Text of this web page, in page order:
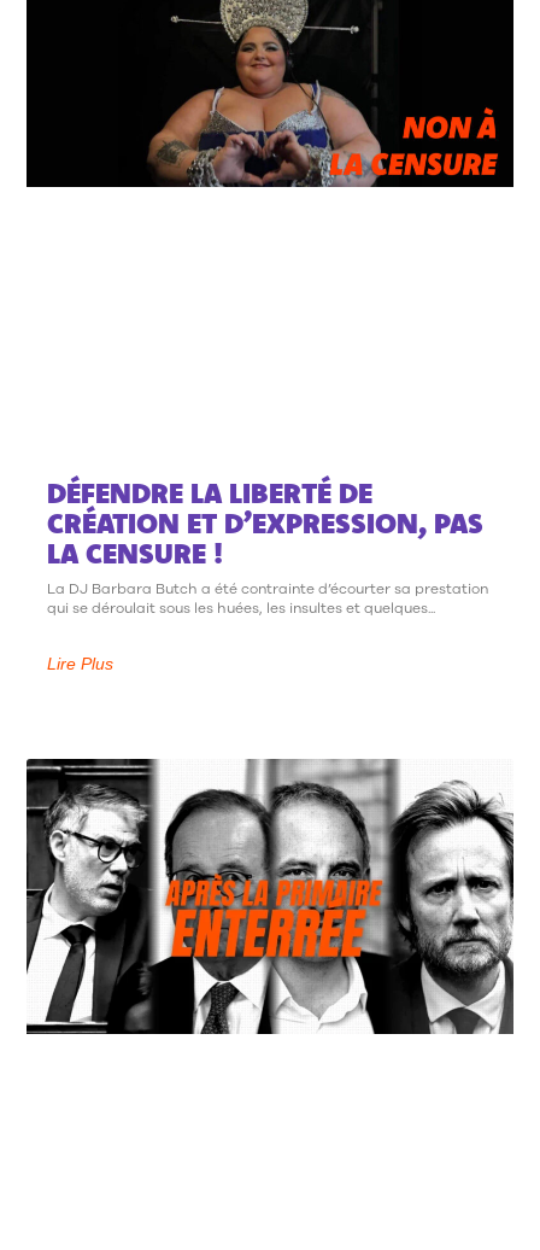
DÉFENDRE LA LIBERTÉ DE
CRÉATION ET D’EXPRESSION, PAS
LA CENSURE !
La DJ Barbara Butch a été contrainte d’écourter sa prestation
qui se déroulait sous les huées, les insultes et quelques
Lire Plus